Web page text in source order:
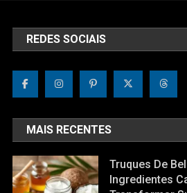
REDES SOCIAIS
MAIS RECENTES
Truques De
Ingredientes